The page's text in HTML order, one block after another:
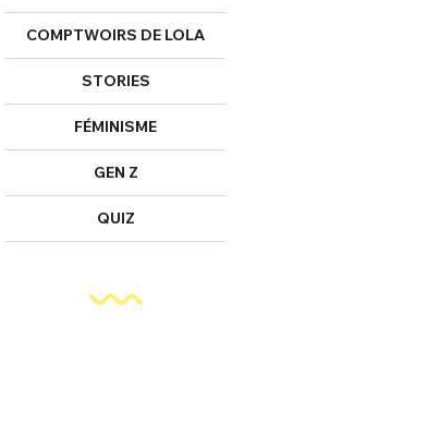
COMPTWOIRS DE LOLA
STORIES
FÉMINISME
GEN Z
QUIZ